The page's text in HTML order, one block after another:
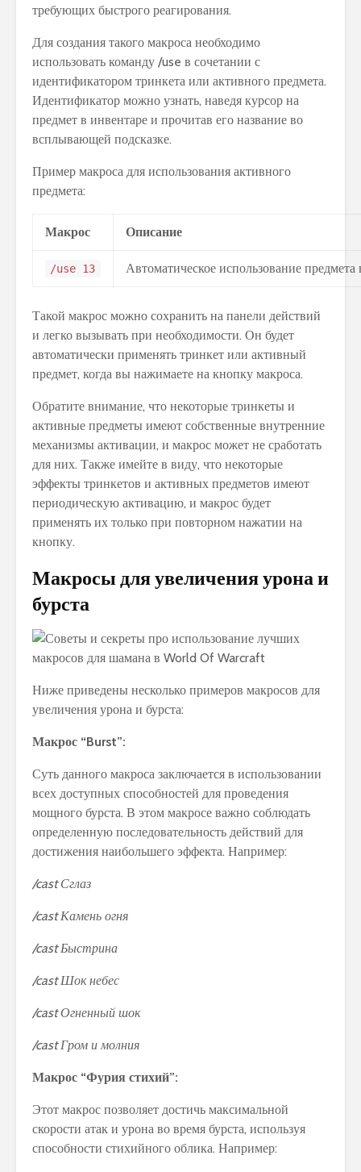
требующих быстрого реагирования.
Для создания такого макроса необходимо
использовать команду /use в сочетании с
идентификатором тринкета или активного предмета.
Идентификатор можно узнать, наведя курсор на
предмет в инвентаре и прочитав его название во
всплывающей подсказке.
Пример макроса для использования активного
предмета:
Макрос Описание
/use 13 Автоматическое использование
Такой макрос можно сохранить на панели действий
и легко вызывать при необходимости. Он будет
автоматически применять тринкет или активный
предмет, когда вы нажимаете на кнопку макроса.
Обратите внимание, что некоторые тринкеты и
активные предметы имеют собственные внутренние
механизмы активации, и макрос может не сработать
для них. Также имейте в виду, что некоторые
эффекты тринкетов и активных предметов имеют
периодическую активацию, и макрос будет
применять их только при повторном нажатии на
кнопку.
Макросы для увеличения урона и
бурста
Ниже приведены несколько примеров макросов для
увеличения урона и бурста:
Макрос “Burst”:
Суть данного макроса заключается в использовании
всех доступных способностей для проведения
мощного бурста. В этом макросе важно соблюдать
определенную последовательность действий для
достижения наибольшего эффекта. Например:
/cast Сглаз
/cast Камень огня
/cast Быстрина
/cast Шок небес
/cast Огненный шок
/cast Гром и молния
Макрос “Фурия стихий”:
Этот макрос позволяет достичь максимальной
скорости атак и урона во время бурста, используя
способности стихийного облика. Например: